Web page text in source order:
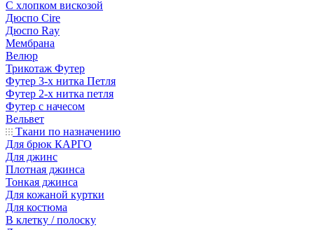
С хлопком вискозой
Дюспо Cire
Дюспо Ray
Мембрана
Велюр
Трикотаж Футер
Футер 3-х нитка Петля
Футер 2-х нитка петля
Футер с начесом
Вельвет
Ткани по назначению
Для брюк КАРГО
Для джинс
Плотная джинса
Тонкая джинса
Для кожаной куртки
Для костюма
В клетку / полоску